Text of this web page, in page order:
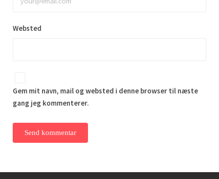
Websted
Gem mit navn, mail og websted i denne browser til næste
gang jeg kommenterer.